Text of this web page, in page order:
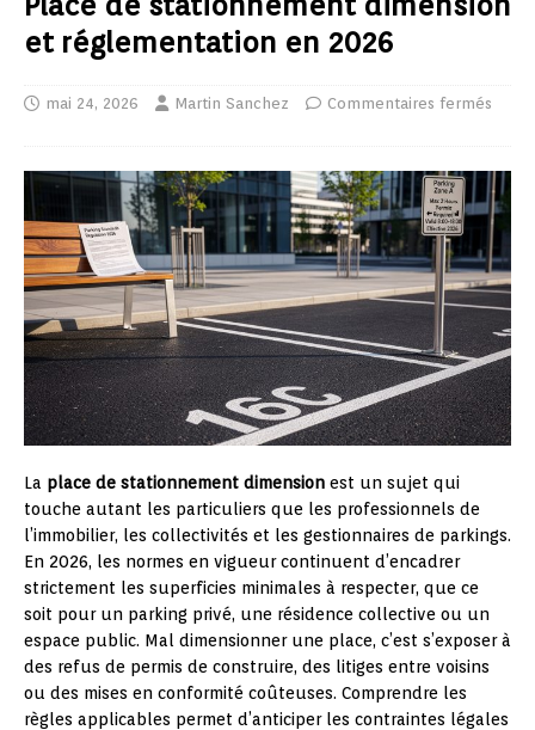
et réglementation en 2026
mai 24, 2026 Martin Sanchez Commentaires fermés
La place de stationnement dimension est un sujet qui
touche autant les particuliers que les professionnels de
l’immobilier, les collectivités et les gestionnaires de parkings.
En 2026, les normes en vigueur continuent d’encadrer
strictement les superficies minimales à respecter, que ce
soit pour un parking privé, une résidence collective ou un
espace public. Mal dimensionner une place, c’est s’exposer à
des refus de permis de construire, des litiges entre voisins
ou des mises en conformité coûteuses. Comprendre les
règles applicables permet d’anticiper les contraintes légales